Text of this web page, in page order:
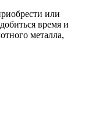
или
время и
металла,